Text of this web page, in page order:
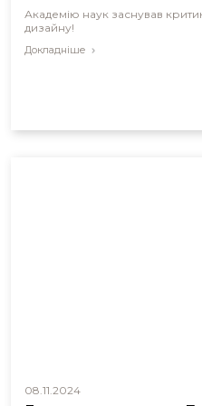
Академію наук заснував
дизайну!
Докладніше
08.11.2024